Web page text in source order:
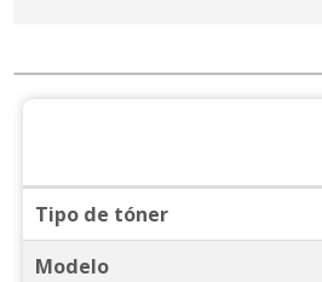
Tipo de tóner
Modelo